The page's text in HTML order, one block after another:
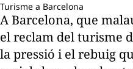
Turisme a Barcelona
A Barcelona, que
el reclam del turisme
la pressió i el rebuig